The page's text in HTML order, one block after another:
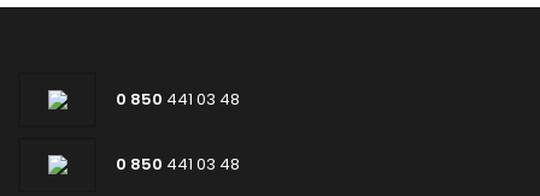
0 850 441 03 48
0 850 441 03 48